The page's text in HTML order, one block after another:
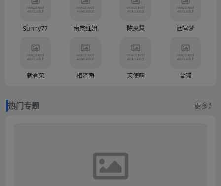
Sunny77 南京红姐 陈思慧 西宫梦
新有菜 相泽南 天使萌 曾强
热门专题 更多》